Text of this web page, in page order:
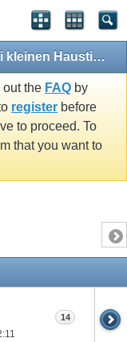
Allgemeine bzw. Innere Medizin bei kleinen Haustieren
out the FAQ by
register before
to proceed. To
that you want to
14